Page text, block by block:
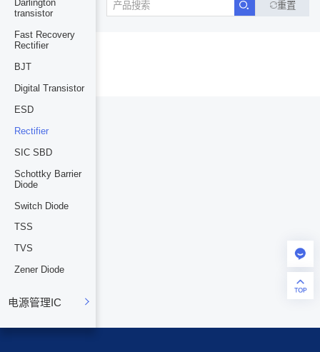
Darlington
transistor
Fast Recovery
Rectifier
BJT
Digital Transistor
ESD
Rectifier
SIC SBD
Schottky Barrier
Diode
Switch Diode
TSS
TVS
Zener Diode
电源管理IC
重置